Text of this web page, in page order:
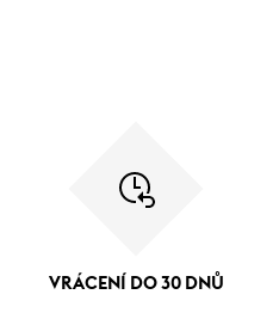
VRÁCENÍ DO 30 DNŮ